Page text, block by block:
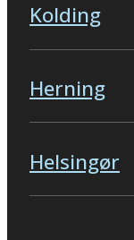
Kolding
Herning
Helsingør